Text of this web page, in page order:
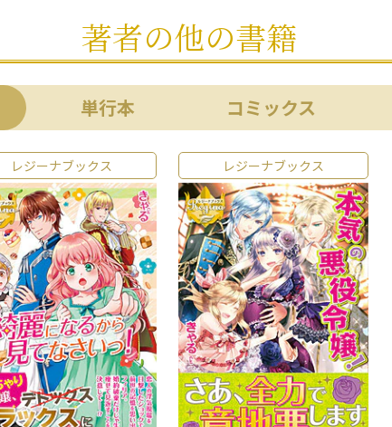
著者の他の書籍
単行本 コミックス
レジーナブックス レジーナブックス